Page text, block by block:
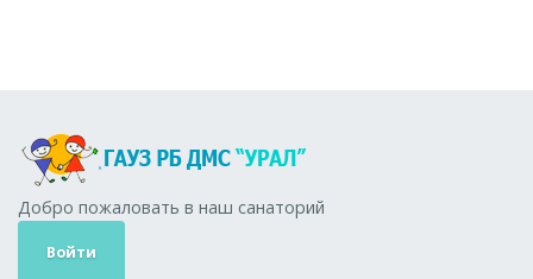
Добро пожаловать в наш санаторий
Войти